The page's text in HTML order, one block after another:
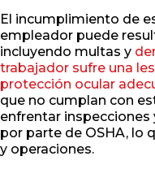
El incumplimiento de
empleador puede
incluyendo multas y
trabajador sufre una
protección ocular
que no cumplan con
enfrentar inspecciones
por parte de OSHA, lo
y operaciones.